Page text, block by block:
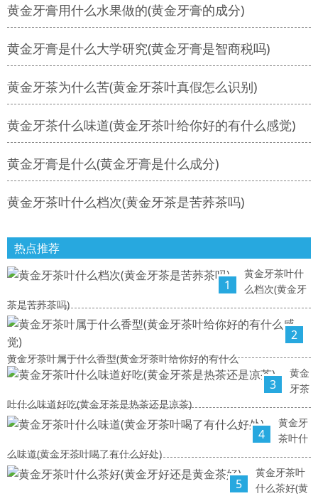
黄金牙膏用什么水果做的(黄金牙膏的成分)
黄金牙膏是什么大学研究(黄金牙膏是智商税吗)
黄金牙茶为什么苦(黄金牙茶叶真假怎么识别)
黄金牙茶什么味道(黄金牙茶叶给你好的有什么感觉)
黄金牙膏是什么(黄金牙膏是什么成分)
黄金牙茶叶什么档次(黄金牙茶是苦荞茶吗)
热点推荐
1
黄金牙茶叶什
么档次(黄金牙
茶是苦荞茶吗)
2
黄金牙茶叶属于什么香型(黄金牙茶叶给你好的有什么
3
黄金
牙茶
叶什么味道好吃(黄金牙茶是热茶还是凉茶)
4
黄金牙
茶叶什
么味道(黄金牙茶叶喝了有什么好处)
5
黄金牙茶叶
什么茶好(黄